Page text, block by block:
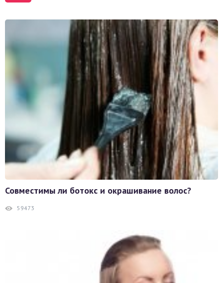
Совместимы ли ботокс и окрашивание волос?
59473